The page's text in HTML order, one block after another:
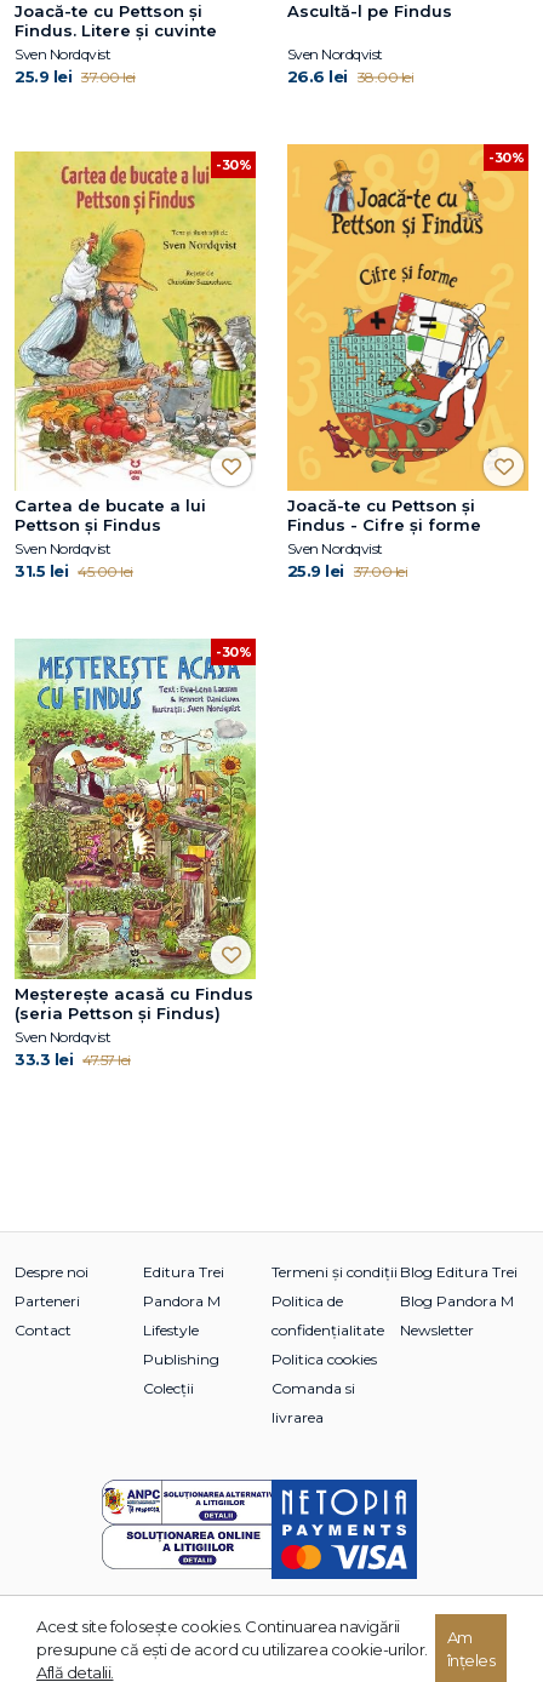
Joacă-te cu Pettson și
Findus. Litere și cuvinte
Sven Nordqvist
25.9 lei 37.00 lei
Ascultă-l pe Findus
Sven Nordqvist
26.6 lei 38.00 lei
-30%
Cartea de bucate a lui
Pettson și Findus
Sven Nordqvist
31.5 lei 45.00 lei
-30%
Joacă-te cu Pettson și
Findus - Cifre și forme
Sven Nordqvist
25.9 lei 37.00 lei
-30%
Meșterește acasă cu Findus
(seria Pettson și Findus)
Sven Nordqvist
33.3 lei 47.57 lei
Despre noi
Parteneri
Contact
Editura Trei
Pandora M
Lifestyle
Publishing
Colecții
Termeni și condiții
Politica de
confidențialitate
Politica cookies
Comanda si
livrarea
Blog Editura Trei
Blog Pandora M
Newsletter
© 2026 Grupul Editorial TREI. Toate drepturile rezervate.
Acest site foloseşte cookies. Continuarea navigării
presupune că eşti de acord cu utilizarea cookie-urilor.
Află detalii.
Am
înțeles